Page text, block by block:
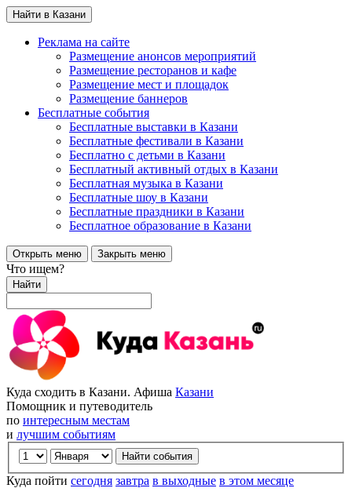
Найти в Казани
Реклама на сайте
Размещение анонсов мероприятий
Размещение ресторанов и кафе
Размещение мест и площадок
Размещение баннеров
Бесплатные события
Бесплатные выставки в Казани
Бесплатные фестивали в Казани
Бесплатно с детьми в Казани
Бесплатный активный отдых в Казани
Бесплатная музыка в Казани
Бесплатные шоу в Казани
Бесплатные праздники в Казани
Бесплатное образование в Казани
Открыть меню Закрыть меню
Что ищем?
Найти
Куда сходить в Казани. Афиша Казани
Помощник и путеводитель
по интересным местам
и лучшим событиям
Куда пойти сегодня завтра в выходные в этом месяце